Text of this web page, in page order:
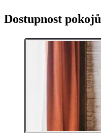
Dostupnost pokojů